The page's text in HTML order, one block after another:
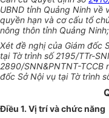
UBND tỉnh Quảng Ninh về
quyền hạn và cơ cấu tổ
nông thôn tỉnh Quảng Ninh;
Xét đề nghị của Giám đốc
tại Tờ trình số 2195/TTr-
2890/SNN&PNTNT-TCCB
đốc Sở Nội vụ tại Tờ trình
Điều 1. Vị trí và chức năng